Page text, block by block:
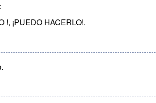
!, ¡PUEDO HACERLO!.